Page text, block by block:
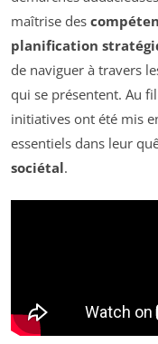
maîtrise des
planification
de naviguer à travers
qui se présentent. Au
initiatives ont été mis
essentiels dans leur
sociétal.